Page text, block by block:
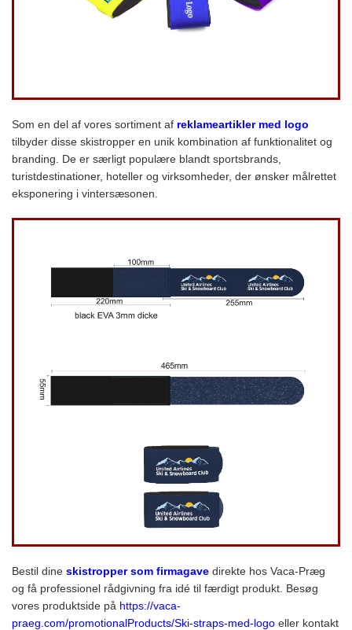
Som en del af vores sortiment af reklameartikler med logo
tilbyder disse skistropper en unik kombination af funktionalitet og
branding. De er særligt populære blandt sportsbrands,
turistdestinationer, hoteller og virksomheder, der ønsker målrettet
eksponering i vintersæsonen.
Bestil dine skistropper som firmagave direkte hos Vaca-Præg
og få professionel rådgivning fra idé til færdigt produkt. Besøg
vores produktside på https://vaca-
praeg.com/promotionalProducts/Ski-straps-med-logo eller kontakt